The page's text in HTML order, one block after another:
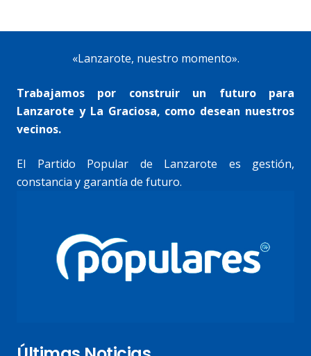
«Lanzarote, nuestro momento».
Trabajamos por construir un futuro para
Lanzarote y La Graciosa, como desean nuestros
vecinos.
El Partido Popular de Lanzarote es gestión,
constancia y garantía de futuro.